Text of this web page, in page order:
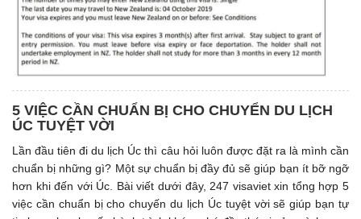
5 VIỆC CẦN CHUẨN BỊ CHO CHUYỂN DU LỊCH
ÚC TUYỆT VỜI
Lần đầu tiên đi du lịch Úc thì câu hỏi luôn được đặt ra là mình cần
chuẩn bị những gì? Một sự chuẩn bị đầy đủ sẽ giúp bạn ít bỡ ngỡ
hơn khi đến với Úc. Bài viết dưới đây, 247 visaviet xin tổng hợp 5
việc cần chuẩn bị cho chuyến du lịch Úc tuyệt vời sẽ giúp bạn tự